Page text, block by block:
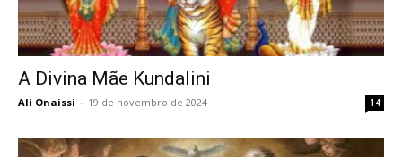
A Divina Mãe Kundalini
Ali Onaissi - 19 de novembro de 2024 14